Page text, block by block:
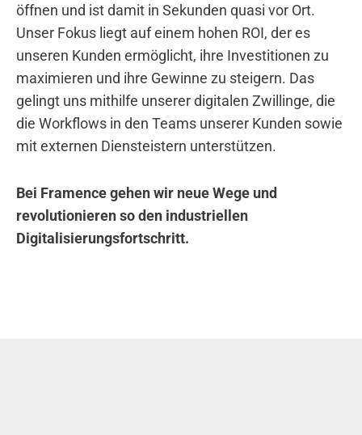
öffnen und ist damit in Sekunden quasi vor Ort.
Unser Fokus liegt auf einem hohen ROI, der es
unseren Kunden ermöglicht, ihre Investitionen zu
maximieren und ihre Gewinne zu steigern. Das
gelingt uns mithilfe unserer digitalen Zwillinge, die
die Workflows in den Teams unserer Kunden sowie
mit externen Diensteistern unterstützen.
Bei Framence gehen wir neue Wege und
revolutionieren so den industriellen
Digitalisierungsfortschritt.